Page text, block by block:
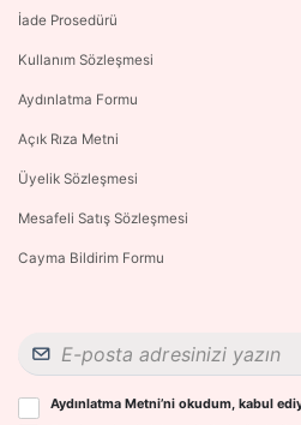
İade Prosedürü
Kullanım Sözleşmesi
Aydınlatma Formu
Açık Rıza Metni
Üyelik Sözleşmesi
Mesafeli Satış Sözleşmesi
Cayma Bildirim Formu
Aydınlatma Metni’ni okudum, kabul